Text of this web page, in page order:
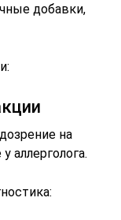
добавки,
на
аллерголога.